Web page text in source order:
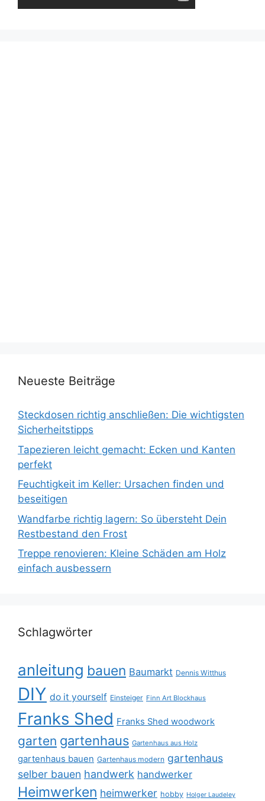
Neueste Beiträge
Steckdosen richtig anschließen: Die wichtigsten
Sicherheitstipps
Tapezieren leicht gemacht: Ecken und Kanten
perfekt
Feuchtigkeit im Keller: Ursachen finden und
beseitigen
Wandfarbe richtig lagern: So übersteht Dein
Restbestand den Frost
Treppe renovieren: Kleine Schäden am Holz
einfach ausbessern
Schlagwörter
anleitung bauen Baumarkt Dennis Witthus
DIY do it yourself Einsteiger Finn Art Blockhaus
Franks Shed Franks Shed woodwork
garten gartenhaus Gartenhaus aus Holz
gartenhaus bauen Gartenhaus modern gartenhaus
selber bauen handwerk handwerker
Heimwerken heimwerker hobby Holger Laudeley